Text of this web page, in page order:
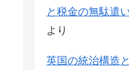
と税金の無駄遣
より
英国の統治構造